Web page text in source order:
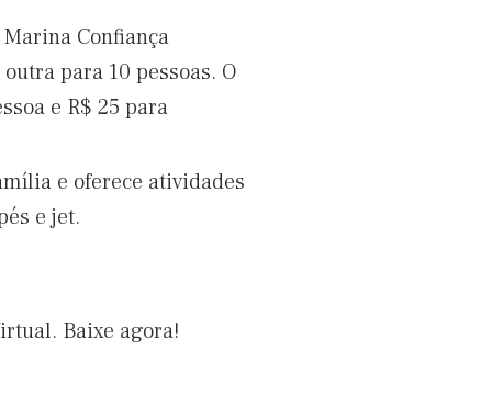
Confiança
para 10 pessoas. O
e R$ 25 para
e oferece atividades
e jet.
Baixe agora!